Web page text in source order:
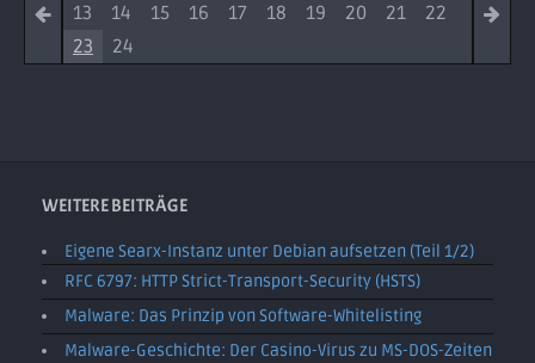
13
14 15 16 17 18 19 20 21
22
23
24
WEITERE BEITRÄGE
Eigene Searx-Instanz unter Debian aufsetzen (Teil 1/2)
RFC 6797: HTTP Strict-Transport-Security (HSTS)
Malware: Das Prinzip von Software-Whitelisting
Malware-Geschichte: Der Casino-Virus zu MS-DOS-Zeiten